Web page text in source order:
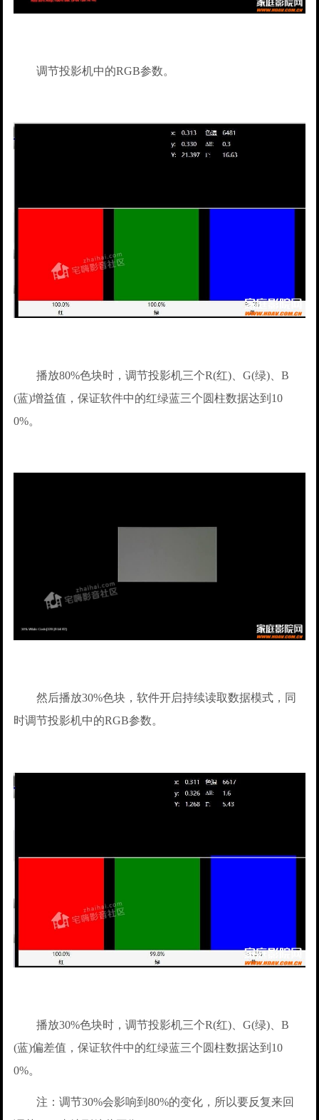
调节投影机中的RGB参数。
播放80%色块时，调节投影机三个R(红)、G(绿)、B
(蓝)增益值，保证软件中的红绿蓝三个圆柱数据达到10
0%。
然后播放30%色块，软件开启持续读取数据模式，同
时调节投影机中的RGB参数。
播放30%色块时，调节投影机三个R(红)、G(绿)、B
(蓝)偏差值，保证软件中的红绿蓝三个圆柱数据达到10
0%。
注：调节30%会影响到80%的变化，所以要反复来回